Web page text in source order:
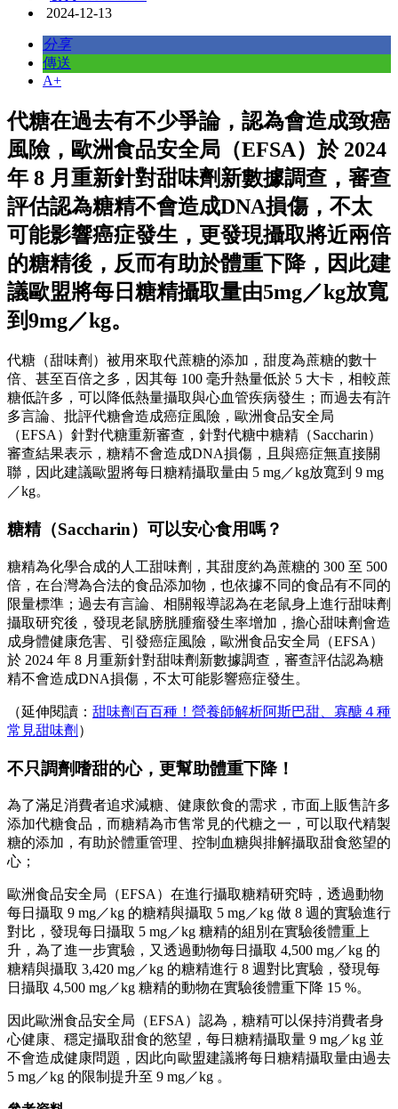
2024-12-13
分享
傳送
A+
代糖在過去有不少爭論，認為會造成致癌
風險，歐洲食品安全局（EFSA）於 2024
年 8 月重新針對甜味劑新數據調查，審查
評估認為糖精不會造成DNA損傷，不太
可能影響癌症發生，更發現攝取將近兩倍
的糖精後，反而有助於體重下降，因此建
議歐盟將每日糖精攝取量由5mg／kg放寬
到9mg／kg。
代糖（甜味劑）被用來取代蔗糖的添加，甜度為蔗糖的數十
倍、甚至百倍之多，因其每 100 毫升熱量低於 5 大卡，相較蔗
糖低許多，可以降低熱量攝取與心血管疾病發生；而過去有許
多言論、批評代糖會造成癌症風險，歐洲食品安全局
（EFSA）針對代糖重新審查，針對代糖中糖精（Saccharin）
審查結果表示，糖精不會造成DNA損傷，且與癌症無直接關
聯，因此建議歐盟將每日糖精攝取量由 5 mg／kg放寬到 9 mg
／kg。
糖精（Saccharin）可以安心食用嗎？
糖精為化學合成的人工甜味劑，其甜度約為蔗糖的 300 至 500
倍，在台灣為合法的食品添加物，也依據不同的食品有不同的
限量標準；過去有言論、相關報導認為在老鼠身上進行甜味劑
攝取研究後，發現老鼠膀胱腫瘤發生率增加，擔心甜味劑會造
成身體健康危害、引發癌症風險，歐洲食品安全局（EFSA）
於 2024 年 8 月重新針對甜味劑新數據調查，審查評估認為糖
精不會造成DNA損傷，不太可能影響癌症發生。
（延伸閱讀： 甜味劑百百種！營養師解析阿斯巴甜、寡醣４種
常見甜味劑 ）
不只調劑嗜甜的心，更幫助體重下降！
為了滿足消費者追求減糖、健康飲食的需求，市面上販售許多
添加代糖食品，而糖精為市售常見的代糖之一，可以取代精製
糖的添加，有助於體重管理、控制血糖與排解攝取甜食慾望的
心；
歐洲食品安全局（EFSA）在進行攝取糖精研究時，透過動物
每日攝取 9 mg／kg 的糖精與攝取 5 mg／kg 做 8 週的實驗進行
對比，發現每日攝取 5 mg／kg 糖精的組別在實驗後體重上
升，為了進一步實驗，又透過動物每日攝取 4,500 mg／kg 的
糖精與攝取 3,420 mg／kg 的糖精進行 8 週對比實驗，發現每
日攝取 4,500 mg／kg 糖精的動物在實驗後體重下降 15 %。
因此歐洲食品安全局（EFSA）認為，糖精可以保持消費者身
心健康、穩定攝取甜食的慾望，每日糖精攝取量 9 mg／kg 並
不會造成健康問題，因此向歐盟建議將每日糖精攝取量由過去
5 mg／kg 的限制提升至 9 mg／kg 。